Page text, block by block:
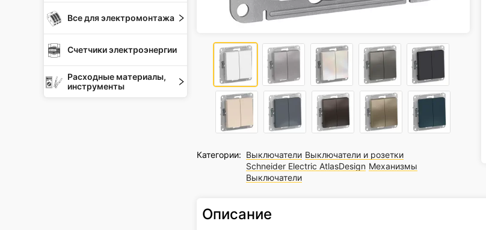
Все для электромонтажа
Счетчики электроэнергии
Расходные материалы,
инструменты
Категории: Выключатели Выключатели и розетки
Schneider Electric AtlasDesign Механизмы
Выключатели
Описание